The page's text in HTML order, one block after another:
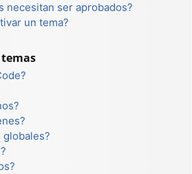
necesitan ser aprobados?
un tema?
globales?